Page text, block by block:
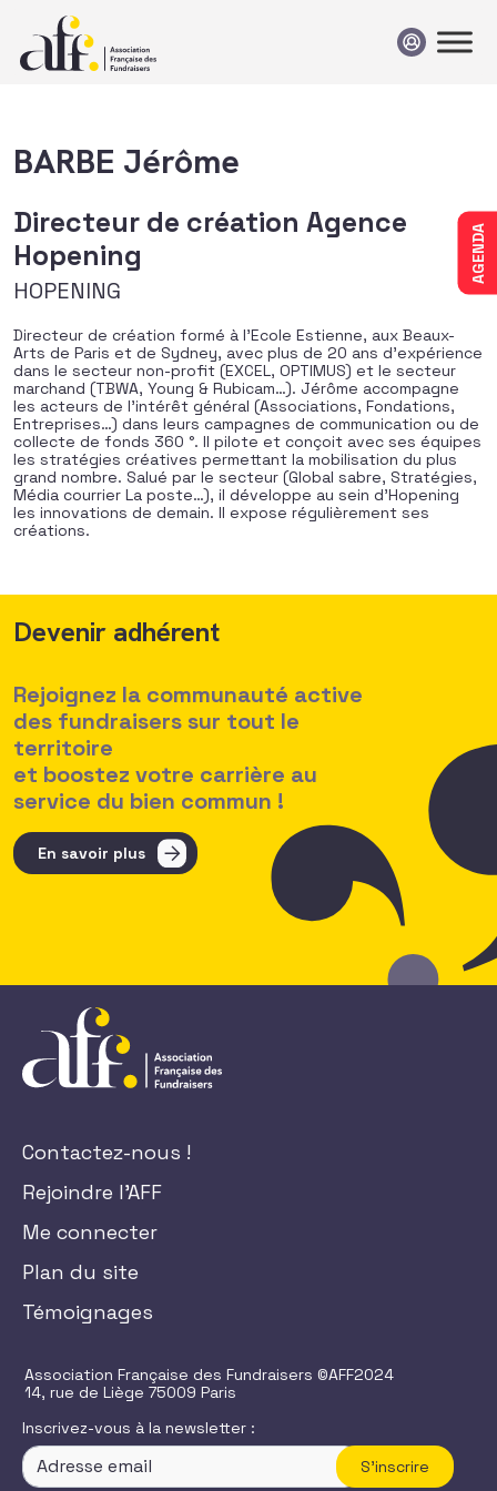
AGENDA
BARBE Jérôme
Directeur de création Agence
Hopening
HOPENING
Directeur de création formé à l’Ecole Estienne, aux Beaux-
Arts de Paris et de Sydney, avec plus de 20 ans d’expérience
dans le secteur non-profit (EXCEL, OPTIMUS) et le secteur
marchand (TBWA, Young & Rubicam…). Jérôme accompagne
les acteurs de l’intérêt général (Associations, Fondations,
Entreprises…) dans leurs campagnes de communication ou de
collecte de fonds 360 °. Il pilote et conçoit avec ses équipes
les stratégies créatives permettant la mobilisation du plus
grand nombre. Salué par le secteur (Global sabre, Stratégies,
Média courrier La poste…), il développe au sein d’Hopening
les innovations de demain. Il expose régulièrement ses
créations.
Devenir adhérent
Rejoignez la communauté active
des fundraisers sur tout le
territoire
et boostez votre carrière au
service du bien commun !
En savoir plus
Contactez-nous !
Rejoindre l'AFF
Me connecter
Plan du site
Témoignages
Association Française des Fundraisers ©AFF2024
14, rue de Liège 75009 Paris
Inscrivez-vous à la newsletter :
S'inscrire